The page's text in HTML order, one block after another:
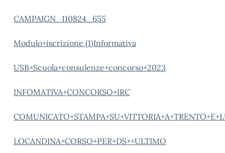
CAMPAIGN_110824_655
Modulo+iscrizione (1)Informativa
USB+Scuola+consulenze+concorso+2023
INFOMATIVA+CONCORSO+IRC
LOCANDINA+CORSO+PER+DS++ULTIMO